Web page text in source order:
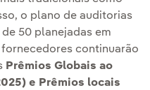
o plano de auditorias
50 planejadas em
continuarão
Prêmios Globais ao
e Prêmios locais